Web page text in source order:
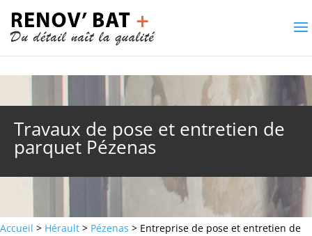
Travaux de pose et entretien de
parquet Pézenas
Accueil > Hérault > Pézenas > Entreprise de pose et entretien de